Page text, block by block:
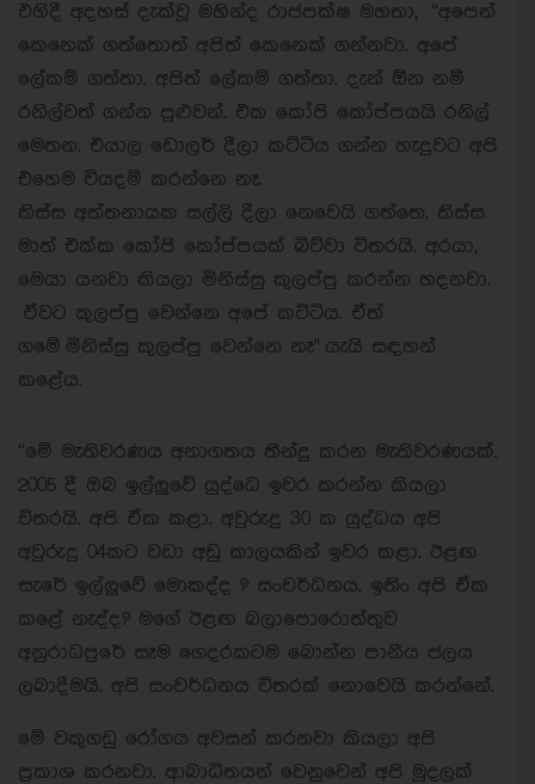
එහිදී අදහස් දැක්වූ මහින්ද රාජපක්ෂ මහතා, “අපෙන්
කෙනෙක් ගත්තොත් අපිත් කෙනෙක් ගන්නවා. අපේ
ලේකම් ගත්තා. අපිත් ලේකම් ගත්තා. දැන් ඕන නම්
රනිල්වත් ගන්න පුළුවන්. එක කෝපි කෝප්පයයි රනිල්
මෙතන. එයාල ඩොලර් දීලා කට්ටිය ගන්න හැදුවට අපි
එහෙම වියදම් කරන්නෙ නෑ.
තිස්ස අත්තනායක සල්ලි දීලා නෙවෙයි ගත්තෙ. තිස්ස
මාත් එක්ක කෝපි කෝප්පයක් බිව්වා විතරයි. අරයා,
මෙයා යනවා කියලා මිනිස්සු කුලප්පු කරන්න හදනවා.
ඒවට කුලප්පු වෙන්නෙ අපේ කට්ටිය. ඒත්
ගමේ මිනිස්සු කුලප්පු වෙන්නෙ නෑ" යැයි සඳහන්
කළේය.
“මේ මැතිවරණය අනාගතය තීන්දු කරන මැතිවරණයක්.
2005 දී ඔබ ඉල්ලුවේ යුද්ධෙ ඉවර කරන්න කියලා
විතරයි. අපි ඒක කළා. අවුරුදු 30 ක යුද්ධය අපි
අවුරුදු 04කට වඩා අඩු කාලයකින් ඉවර කළා. ඊළඟ
සැරේ ඉල්ලුවේ මොකද්ද ? සංවර්ධනය. ඉතිං අපි ඒක
කළේ නැද්ද? මගේ ඊළඟ බලාපොරොත්තුව
අනුරාධපුරේ සෑම ගෙදරකටම බොන්න පානීය ජලය
ලබාදීමයි. අපි සංවර්ධනය විතරක් නොවෙයි කරන්නේ.
මේ වකුගඩු රෝගය අවසන් කරනවා කියලා අපි
ප්‍රකාශ කරනවා. ආබාධිතයන් වෙනුවෙන් අපි මුදලක්